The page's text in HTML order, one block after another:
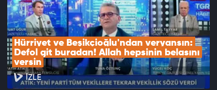
Hürriyet ve Beşikçioğlu'ndan veryansın:
Defol git buradan! Allah hepsinin belasını
versin
İZLE